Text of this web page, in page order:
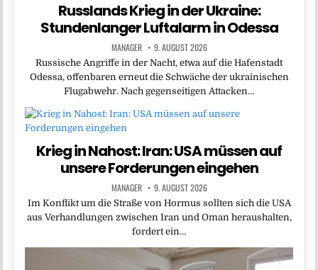
Russlands Krieg in der Ukraine:
Stundenlanger Luftalarm in Odessa
MANAGER 9. AUGUST 2026
Russische Angriffe in der Nacht, etwa auf die Hafenstadt
Odessa, offenbaren erneut die Schwäche der ukrainischen
Flugabwehr. Nach gegenseitigen Attacken…
Krieg in Nahost: Iran: USA müssen auf
unsere Forderungen eingehen
MANAGER 9. AUGUST 2026
Im Konflikt um die Straße von Hormus sollten sich die USA
aus Verhandlungen zwischen Iran und Oman heraushalten,
fordert ein…